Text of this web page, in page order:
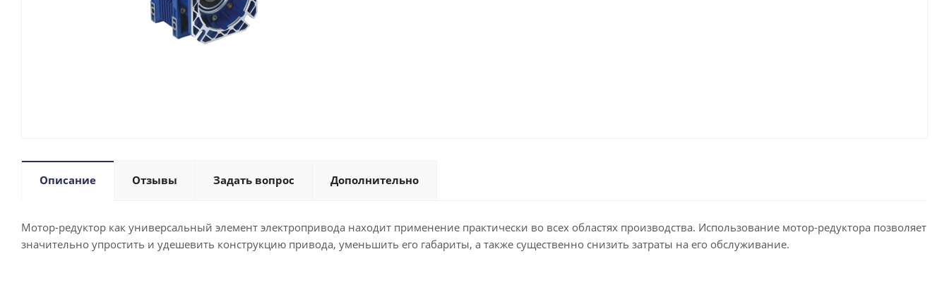
Описание Отзывы Задать вопрос Дополнительно
Мотор-редуктор как универсальный элемент электропривода находит применение практически во всех областях производства. Использование мотор-редуктора позволяет
значительно упростить и удешевить конструкцию привода, уменьшить его габариты, а также существенно снизить затраты на его обслуживание.